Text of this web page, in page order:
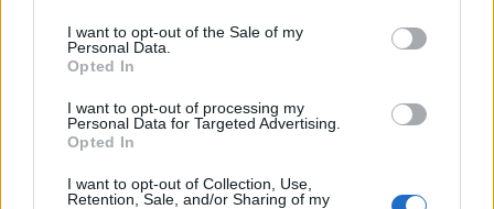
I want to opt-out of the Sale of my
Personal Data.
Opted In
I want to opt-out of processing my
Personal Data for Targeted Advertising.
Opted In
I want to opt-out of Collection, Use,
Retention, Sale, and/or Sharing of my
Squalificato 0 - 0%
Inutilizzato 9 - 30